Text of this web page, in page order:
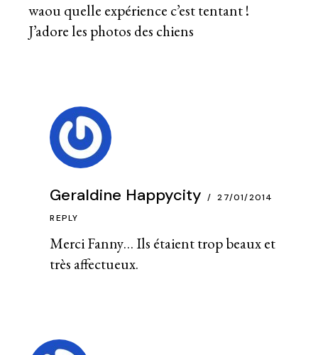
waou quelle expérience c’est tentant !
J’adore les photos des chiens
Geraldine Happycity 27/01/2014
Merci Fanny… Ils étaient trop beaux et
très affectueux.
REPLY